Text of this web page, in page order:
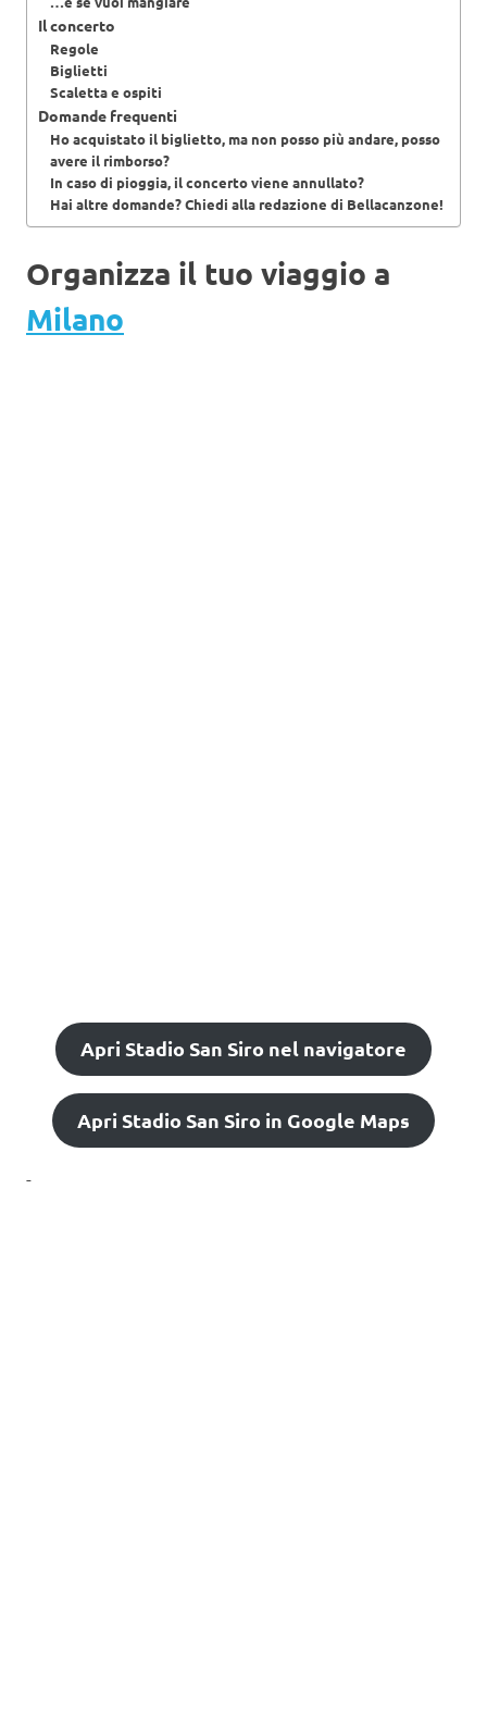
Il concerto
Regole
Biglietti
Scaletta e ospiti
Domande frequenti
Ho acquistato il biglietto, ma non posso più andare, posso
avere il rimborso?
In caso di pioggia, il concerto viene annullato?
Hai altre domande? Chiedi alla redazione di Bellacanzone!
Organizza il tuo viaggio a
Milano
Apri Stadio San Siro nel navigatore
Apri Stadio San Siro in Google Maps
-